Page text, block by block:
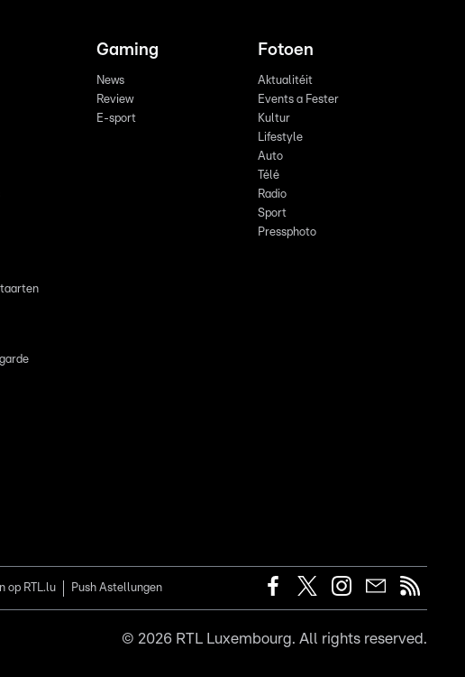
Gaming
News
Review
E-sport
Fotoen
Aktualitéit
Events a Fester
Kultur
Lifestyle
Auto
Télé
Radio
Sport
Pressphoto
op RTL.lu Push Astellungen
© 2026 RTL Luxembourg. All rights reserved.